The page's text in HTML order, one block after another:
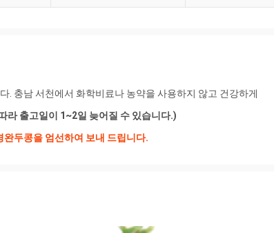
. 충남 서천에서 화학비료나 농약을 사용하지 않고 건강하게
라 출고일이 1~2일 늦어질 수 있습니다.)
두콩을 엄선하여 보내 드립니다.